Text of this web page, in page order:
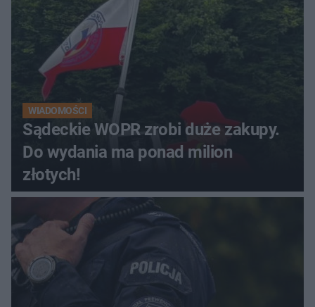
WIADOMOŚCI
Sądeckie WOPR zrobi duże zakupy.
Do wydania ma ponad milion
złotych!